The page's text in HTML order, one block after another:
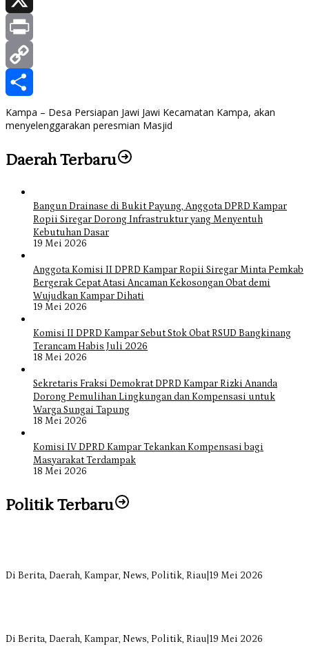
X
Print
Copy
Link
Share
Kampa – Desa Persiapan Jawi Jawi Kecamatan Kampa, akan
menyelenggarakan peresmian Masjid
Daerah Terbaru
Bangun Drainase di Bukit Payung, Anggota DPRD Kampar
Ropii Siregar Dorong Infrastruktur yang Menyentuh
Kebutuhan Dasar
19 Mei 2026
Anggota Komisi II DPRD Kampar Ropii Siregar Minta Pemkab
Bergerak Cepat Atasi Ancaman Kekosongan Obat demi
Wujudkan Kampar Dihati
19 Mei 2026
Komisi II DPRD Kampar Sebut Stok Obat RSUD Bangkinang
Terancam Habis Juli 2026
18 Mei 2026
Sekretaris Fraksi Demokrat DPRD Kampar Rizki Ananda
Dorong Pemulihan Lingkungan dan Kompensasi untuk
Warga Sungai Tapung
18 Mei 2026
Komisi IV DPRD Kampar Tekankan Kompensasi bagi
Masyarakat Terdampak
18 Mei 2026
Politik Terbaru
Di Berita, Daerah, Kampar, News, Politik, Riau 19 Mei 2026
Di Berita, Daerah, Kampar, News, Politik, Riau 19 Mei 2026